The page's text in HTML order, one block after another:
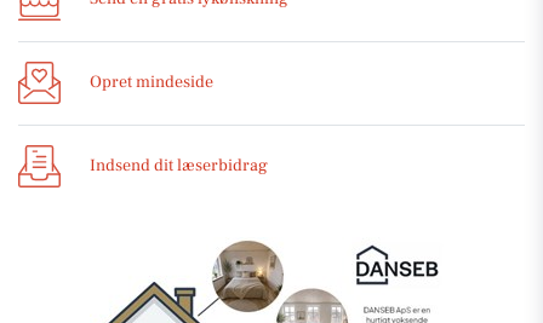
Opret mindeside
Indsend dit læserbidrag